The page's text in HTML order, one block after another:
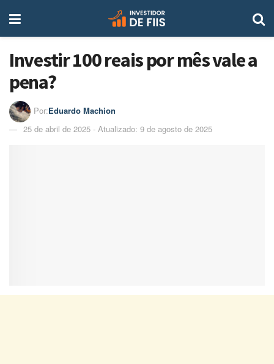
Investir 100 reais por mês vale a
pena?
Por:Eduardo Machion
25 de abril de 2025 - Atualizado: 9 de agosto de 2025